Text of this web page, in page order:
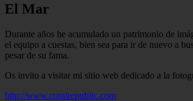
El Mar
Durante años he acumulado un patrimonio de
el equipo a cuestas, bien sea para ir de nuevo a
pesar de su fama.
Os invito a visitar mi sitio web dedicado a la
http://www.coralrepublic.com